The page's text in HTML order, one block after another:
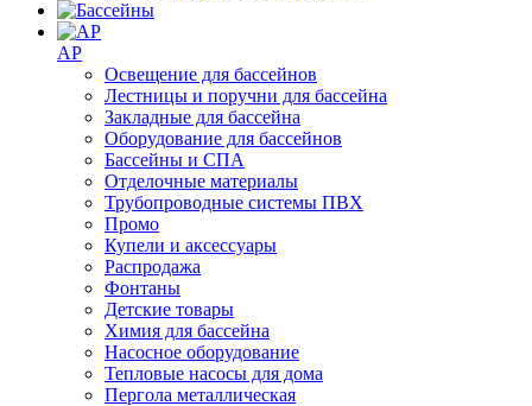
AP
Освещение для бассейнов
Лестницы и поручни для бассейна
Закладные для бассейна
Оборудование для бассейнов
Бассейны и СПА
Отделочные материалы
Трубопроводные системы ПВХ
Промо
Купели и аксессуары
Распродажа
Фонтаны
Детские товары
Химия для бассейна
Насосное оборудование
Тепловые насосы для дома
Пергола металлическая